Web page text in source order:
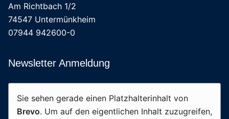
Am Richtbach 1/2
74547 Untermünkheim
07944 942600-0
Newsletter Anmeldung
Sie sehen gerade einen Platzhalterinhalt von
Brevo. Um auf den eigentlichen Inhalt zuzugreifen,